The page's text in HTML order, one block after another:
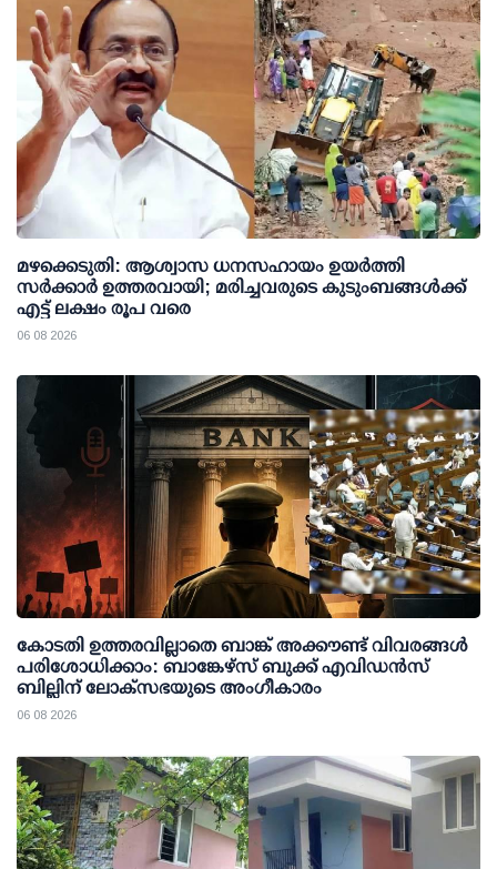
മഴക്കെടുതി: ആശ്വാസ ധനസഹായം ഉയര്‍ത്തി
സര്‍ക്കാര്‍ ഉത്തരവായി; മരിച്ചവരുടെ കുടുംബങ്ങള്‍ക്ക്
എട്ട് ലക്ഷം രൂപ വരെ
06 08 2026
കോടതി ഉത്തരവില്ലാതെ ബാങ്ക് അക്കൗണ്ട് വിവരങ്ങള്‍
പരിശോധിക്കാം: ബാങ്കേഴ്സ് ബുക്ക് എവിഡന്‍സ്
ബില്ലിന് ലോക്സഭയുടെ അംഗീകാരം
06 08 2026